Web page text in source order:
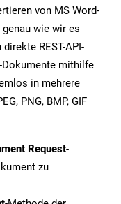
von MS Word-
wie wir es
REST-API-
Dokumente mithilfe
in mehrere
PNG, BMP, GIF
Request-
zu